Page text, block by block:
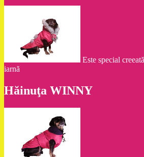
Este special
iarnă
Hăinuţa WINNY